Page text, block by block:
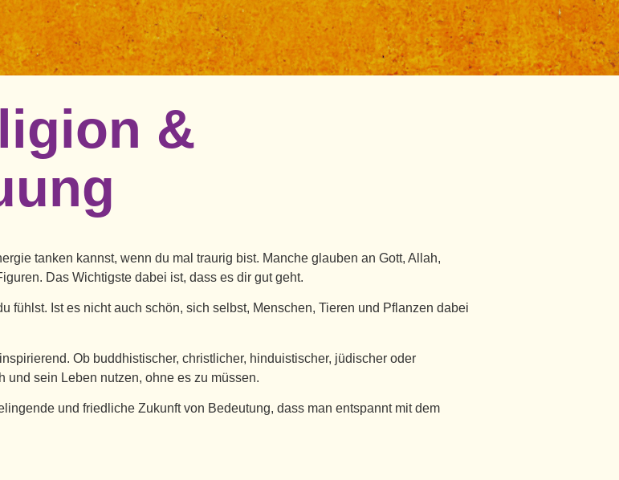
&
tanken kannst, wenn du mal traurig bist. Manche glauben an Gott, Allah,
Das Wichtigste dabei ist, dass es dir gut geht.
fühlst. Ist es nicht auch schön, sich selbst, Menschen, Tieren und Pflanzen dabei
Ob buddhistischer, christlicher, hinduistischer, jüdischer oder
sein Leben nutzen, ohne es zu müssen.
und friedliche Zukunft von Bedeutung, dass man entspannt mit dem